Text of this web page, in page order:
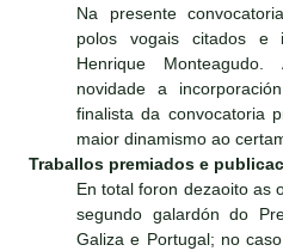
Na presente
polos vogais citados e
Henrique Monteagudo.
novidade a
finalista da convocatoria
maior dinamismo ao
Traballos premiados e
En total foron dezaoito as
segundo galardón do
Galiza e Portugal; no